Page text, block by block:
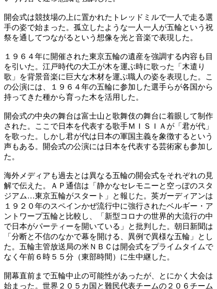
開会式は競技場の上に置かれたトレッドミルで一人で走る選
手の姿で始まった。孤立したような一人一人が五輪という祝
祭を通してつながるという想像を光と音楽で表現した。
１９６４年に開催された東京五輪の遺産を強調する内容も目
を引いた。江戸時代の大工が木を運ぶ時に歌った「木遣り
歌」を背景音楽に巨大な木材を運ぶ職人の姿を表現した。こ
の公演には、１９６４年の五輪に参加した選手らが各国から
持ってきた種から育った木を活用した。
開会式の中央の舞台は富士山と歌舞伎の舞台に着眼して制作
された。ここで日本を代表する歌手ＭＩＳＩＡが「君が代」
を歌った。しかし君が代は日本の軍国主義を象徴するという
声もある。開会式の公演には日本を代表する芸術家も参加し
た。
海外メディアも過去とは異なる五輪の開会式をそれぞれの見
解で伝えた。ＡＰ通信は「静かなセレモニーと空っぽのスタ
ジアム…東京五輪がスタート」と報じた。英ガーディアンは
１９２０年のスペインかぜ流行中に強行されたベルギー・ア
ントワープ五輪と比較し、「新型コロナの世界的大流行の中
で日本がパーティーを開いている」と批判した。朝日新聞は
「分断と不信のなかで幕を開ける、異例で異様な五輪」とし
た。五輪主管放送局の米ＮＢＣは開会式をプライムタイムで
なく午前６時５５分（東部時間）に生中継した。
開幕直前まで五輪中止の可能性があったが、とにかく大会は
始まった。世界２０５カ国と難民代表チームの２０６チーム